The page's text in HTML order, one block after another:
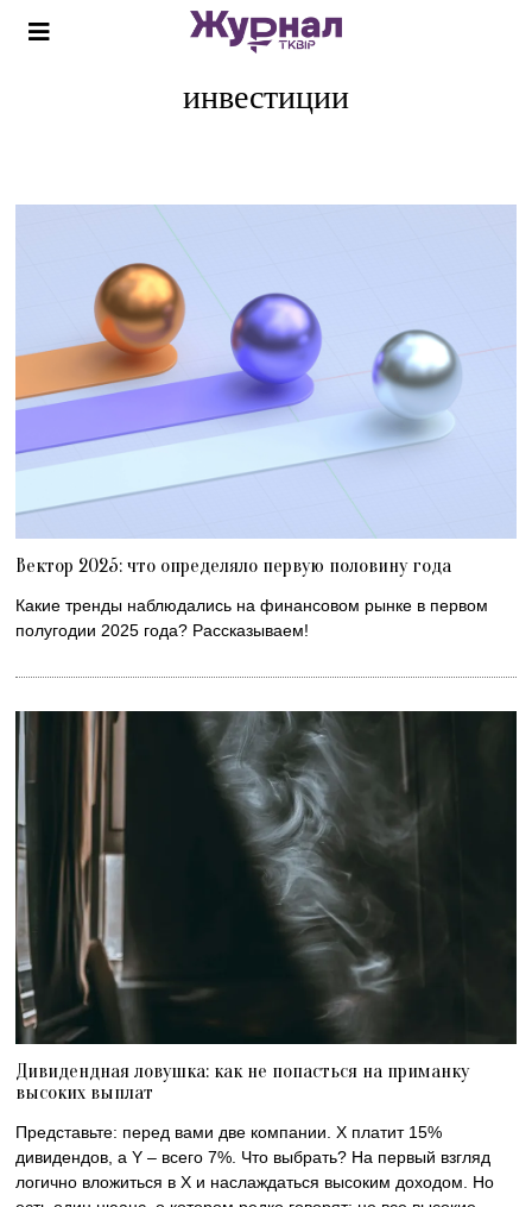
инвестиции
Вектор 2025: что определяло первую половину года
Какие тренды наблюдались на финансовом рынке в первом
полугодии 2025 года? Рассказываем!
Дивидендная ловушка: как не попасться на приманку
высоких выплат
Представьте: перед вами две компании. X платит 15%
дивидендов, а Y – всего 7%. Что выбрать? На первый взгляд
логично вложиться в X и наслаждаться высоким доходом. Но